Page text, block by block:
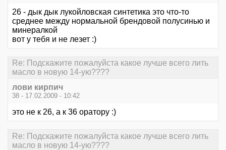
26 - дык дык лукойловская синтетика это что-то
среднее между нормальной брендовой полусинью и
минералкой
вот у тебя и не лезет :)
Re: Подскажите пожалуйста какое лучше всего лить
масло в новую 14-ую????
лови кирпич
38 - 17.02.2009 - 10:42
это не к 26, а к 36 оратору :)
Re: Подскажите пожалуйста какое лучше всего лить
масло в новую 14-ую????